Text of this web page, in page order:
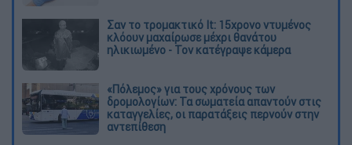
Σαν το τρομακτικό It: 15χρονο ντυμένος
κλόουν μαχαίρωσε μέχρι θανάτου
ηλικιωμένο - Τον κατέγραψε κάμερα
«Πόλεμος» για τους χρόνους των
δρομολογίων: Τα σωματεία απαντούν στις
καταγγελίες, οι παρατάξεις περνούν στην
αντεπίθεση